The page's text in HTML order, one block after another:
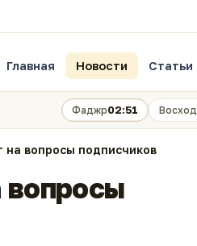
Главная Новости Статьи
Фаджр02:51 Восход
на вопросы подписчиков
вопросы